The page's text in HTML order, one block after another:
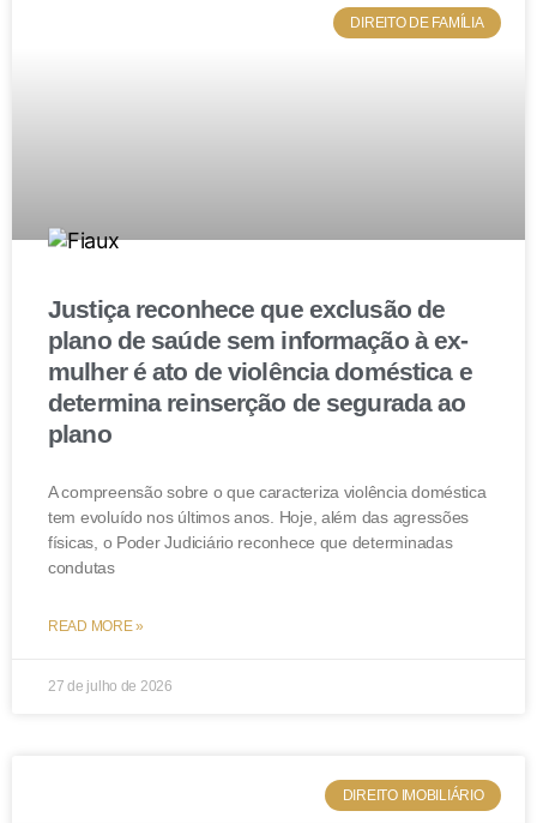
Por isso, é essencial que o contrato de doação de
DIREITO DE FAMÍLIA
Justiça reconhece que exclusão de
plano de saúde sem informação à ex-
mulher é ato de violência doméstica e
determina reinserção de segurada ao
plano
A compreensão sobre o que caracteriza violência doméstica
tem evoluído nos últimos anos. Hoje, além das agressões
físicas, o Poder Judiciário reconhece que determinadas
condutas
READ MORE »
27 de julho de 2026
DIREITO IMOBILIÁRIO